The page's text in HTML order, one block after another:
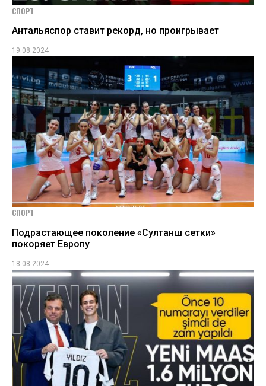
СПОРТ
Антальяспор ставит рекорд, но проигрывает
19.08.2024
СПОРТ
Подрастающее поколение «Султанш сетки»
покоряет Европу
18.08.2024